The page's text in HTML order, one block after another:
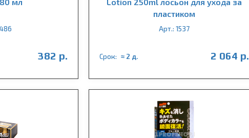
382 р.
пластиком
Арт.: 1537
Срок: ≈ 2 д. 2 064 р.